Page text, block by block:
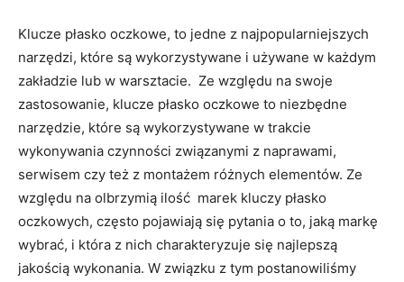
Klucze płasko oczkowe, to jedne z najpopularniejszych
narzędzi, które są wykorzystywane i używane w każdym
zakładzie lub w warsztacie. Ze względu na swoje
zastosowanie, klucze płasko oczkowe to niezbędne
narzędzie, które są wykorzystywane w trakcie
wykonywania czynności związanymi z naprawami,
serwisem czy też z montażem różnych elementów. Ze
względu na olbrzymią ilość marek kluczy płasko
oczkowych, często pojawiają się pytania o to, jaką markę
wybrać, i która z nich charakteryzuje się najlepszą
jakością wykonania. W związku z tym postanowiliśmy